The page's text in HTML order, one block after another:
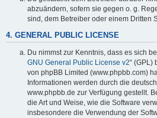
abzuändern, sofern sie gegen o. g.
sind, dem Betreiber oder einem Dritten
4. GENERAL PUBLIC LICENSE
Du nimmst zur Kenntnis, dass es sich
GNU General Public License v2“ (GPL)
von phpBB Limited (www.phpbb.com)
Informationen werden durch die
www.phpbb.de zur Verfügung gestellt.
die Art und Weise, wie die Software
insbesondere die Verwendung der